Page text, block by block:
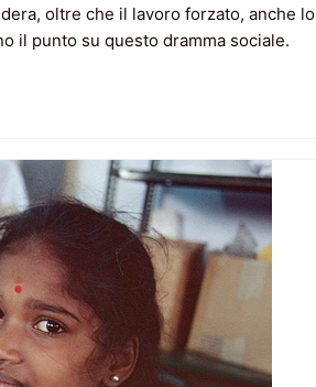
oltre che il lavoro forzato, anche lo
il punto su questo dramma sociale.